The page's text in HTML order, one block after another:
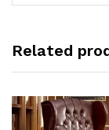
Related